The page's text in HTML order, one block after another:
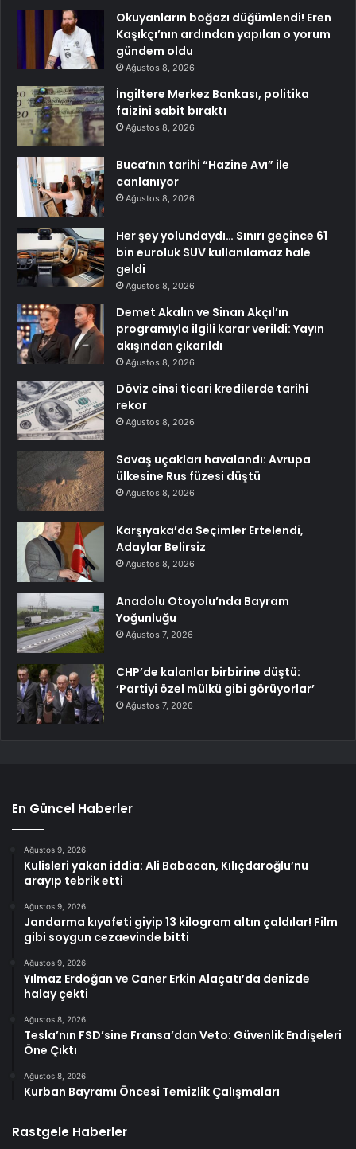
Okuyanların boğazı düğümlendi! Eren
Kaşıkçı’nın ardından yapılan o yorum
gündem oldu
Ağustos 8, 2026
İngiltere Merkez Bankası, politika
faizini sabit bıraktı
Ağustos 8, 2026
Buca’nın tarihi “Hazine Avı” ile
canlanıyor
Ağustos 8, 2026
Her şey yolundaydı… Sınırı geçince 61
bin euroluk SUV kullanılamaz hale
geldi
Ağustos 8, 2026
Demet Akalın ve Sinan Akçıl’ın
programıyla ilgili karar verildi: Yayın
akışından çıkarıldı
Ağustos 8, 2026
Döviz cinsi ticari kredilerde tarihi
rekor
Ağustos 8, 2026
Savaş uçakları havalandı: Avrupa
ülkesine Rus füzesi düştü
Ağustos 8, 2026
Karşıyaka’da Seçimler Ertelendi,
Adaylar Belirsiz
Ağustos 8, 2026
Anadolu Otoyolu’nda Bayram
Yoğunluğu
Ağustos 7, 2026
CHP’de kalanlar birbirine düştü:
‘Partiyi özel mülkü gibi görüyorlar’
Ağustos 7, 2026
En Güncel Haberler
Ağustos 9, 2026
Kulisleri yakan iddia: Ali Babacan, Kılıçdaroğlu’nu
arayıp tebrik etti
Ağustos 9, 2026
Jandarma kıyafeti giyip 13 kilogram altın çaldılar! Film
gibi soygun cezaevinde bitti
Ağustos 9, 2026
Yılmaz Erdoğan ve Caner Erkin Alaçatı’da denizde
halay çekti
Ağustos 8, 2026
Tesla’nın FSD’sine Fransa’dan Veto: Güvenlik Endişeleri
Öne Çıktı
Ağustos 8, 2026
Kurban Bayramı Öncesi Temizlik Çalışmaları
Rastgele Haberler